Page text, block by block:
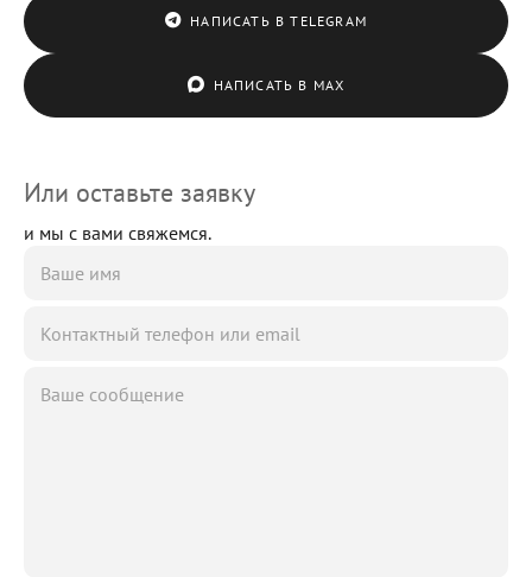
НАПИСАТЬ В TELEGRAM
НАПИСАТЬ В MAX
Или оставьте заявку
и мы с вами свяжемся.